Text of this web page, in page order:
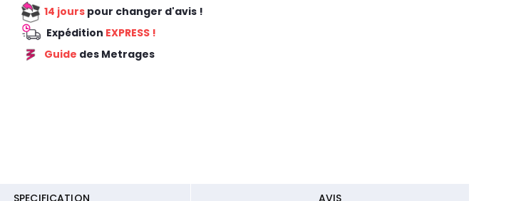
14 jours pour changer d'avis !
Expédition EXPRESS !
Guide des Metrages